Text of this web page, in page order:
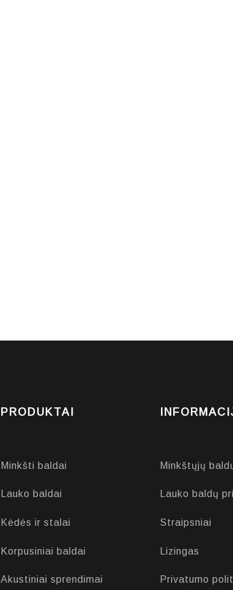
PRODUKTAI
Minkšti baldai
Lauko baldai
Kėdės ir stalai
Korpusiniai baldai
Akustiniai sprendimai
Minkštųjų
Lauko baldų
Straipsniai
Lizingas
Privatumo